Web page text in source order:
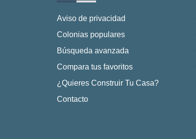
Aviso de privacidad
Colonias populares
Búsqueda avanzada
Compara tus favoritos
¿Quieres Construir Tu Casa?
Contacto